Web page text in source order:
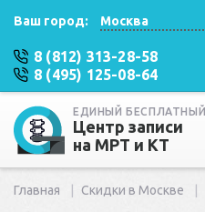
Ваш город: Москва
8 (812) 313-28-58
8 (495) 125-08-64
ЕДИНЫЙ БЕСПЛАТНЫЙ
Центр записи
на МРТ и КТ
Главная Скидки в Москве